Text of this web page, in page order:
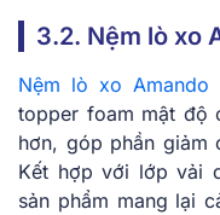
3.2. Nệm lò xo
Nệm lò xo Amando
topper foam mật độ
hơn, góp phần giảm
Kết hợp với lớp vải
sản phẩm mang lại